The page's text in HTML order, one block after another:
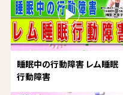
睡眠中の行動障害 レム睡眠
行動障害